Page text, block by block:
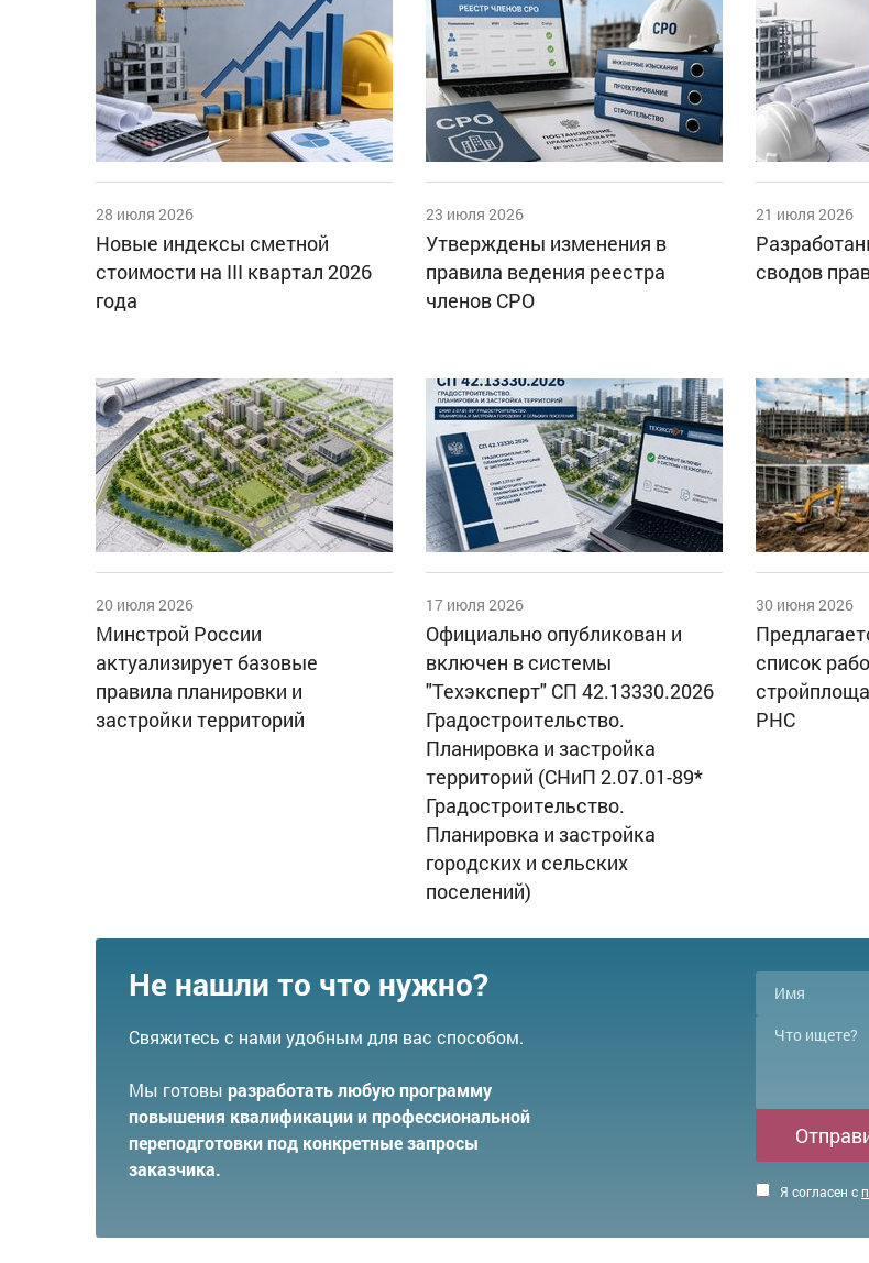
28 июля 2026
Новые индексы сметной
стоимости на III квартал 2026
года
23 июля 2026
Утверждены изменения в
правила ведения реестра
членов СРО
21 июля 2026
сводов
20 июля 2026
Минстрой России
актуализирует базовые
правила планировки и
застройки территорий
17 июля 2026
Официально опубликован и
включен в системы
"Техэксперт" СП 42.13330.2026
Градостроительство.
Планировка и застройка
территорий (СНиП 2.07.01-89*
Градостроительство.
Планировка и застройка
городских и сельских
поселений)
30 июня 2026
список
РНС
Не нашли то что нужно?
Свяжитесь с нами удобным для вас способом.
Мы готовы разработать любую программу
повышения квалификации и профессиональной
переподготовки под конкретные запросы
заказчика.
Я согласен с